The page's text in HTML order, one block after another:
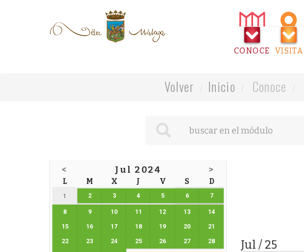
CONOCE VISITA
Volver Inicio Conoce
< Jul 2024 >
L M X J V S D
1 2 3 4 5 6 7
8 9 10 11 12 13 14
15 16 17 18 19 20 21
22 23 24 25 26 27 28 Jul / 25